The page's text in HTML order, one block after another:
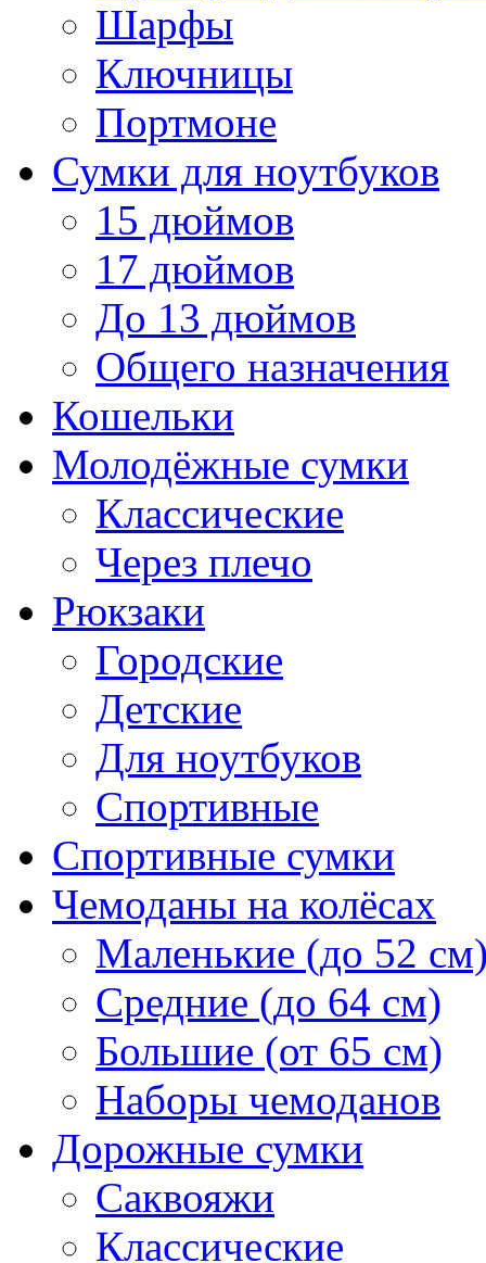
Шарфы
Ключницы
Портмоне
Сумки для ноутбуков
15 дюймов
17 дюймов
До 13 дюймов
Общего назначения
Кошельки
Молодёжные сумки
Классические
Через плечо
Рюкзаки
Городские
Детские
Для ноутбуков
Спортивные
Спортивные сумки
Чемоданы на колёсах
Маленькие (до 52
Средние (до 64 см)
Большие (от 65 см)
Наборы чемоданов
Дорожные сумки
Саквояжи
Классические